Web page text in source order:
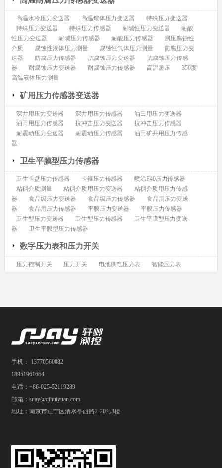
高温水冷压力变送器 高温熔体压力变送器
特殊压力变送器
特殊压力变送器
特殊压力传感器 耐碱性压力变送器
耐酸
性压力变送器
耐碱压力传感器 耐酸压力传感器
测压腐蚀性
介质
腐蚀性液体压力测量 腐蚀性气体压力测量
防腐压力变
送器
防腐压力传感器 抗腐蚀压力变送器
抗腐蚀压力传感
器
耐腐蚀压力变送器 耐腐蚀压力传感器 高温测压
350度
高温液体压力测量
矿用压力传感器变送器
深井用压力变送器 深井用压力传感器
油田用压力变送器
油田用压力传感器
抗冲击压力变送器
抗冲击压力传感器
耐震动压力变送器
耐震动压力传感器
油田矿井用压力传感
器
卫生平膜型压力传感器
卫生卡盘压力传感器 卡箍压力传感器
喷涂F40压力传感器
粘稠介质测量
粘稠介质用压力变送器
粘稠介质用压力传感
器
食品级压力变送器 食品级压力传感器
食品用压力变送
器
食品用压力传感器 平膜压力变送器
平膜压力传感器
卫生型压力变送器
卫生型压力传感器
卫生平膜型压力变送
器
卫生平膜型压力传感器
数字压力表和压力开关
压力控制开关 压力开关 电池供电压力表 智能压力表
手机： 13770560082
18951961664
电话：+86-025-52119289
邮箱：suay@qihuiyuan.com
地址：南京市江宁区清水亭西路2-20号3楼